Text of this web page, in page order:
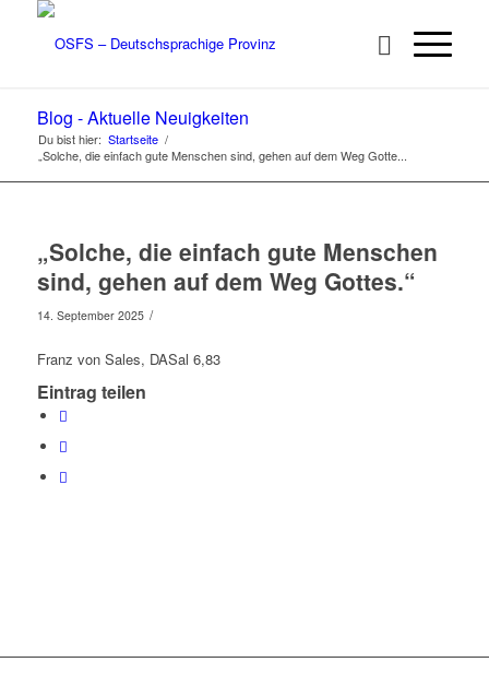
Blog - Aktuelle Neuigkeiten
Du bist hier: Startseite /
„Solche, die einfach gute Menschen sind, gehen auf dem Weg Gotte...
„Solche, die einfach gute Menschen
sind, gehen auf dem Weg Gottes.“
14. September 2025 /
Franz von Sales, DASal 6,83
Eintrag teilen